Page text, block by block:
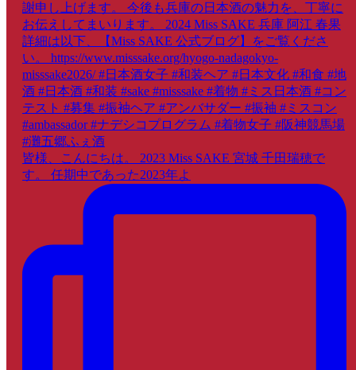
皆様、こんにちは。 2023 Miss SAKE 宮城 千田瑞穂で
す。 任期中であった2023年よ